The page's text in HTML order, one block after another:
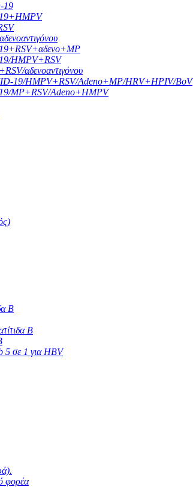
19
19+HMPV
19+RSV+αδενο+MP
19/HMPV+RSV
αδενοαντιγόνου
19/HMPV+RSV/Adeno+MP/HRV+HPIV/BoV
19/MP+RSV/Adeno+HMPV
Β
Β
5 σε 1 για HBV
φορέα